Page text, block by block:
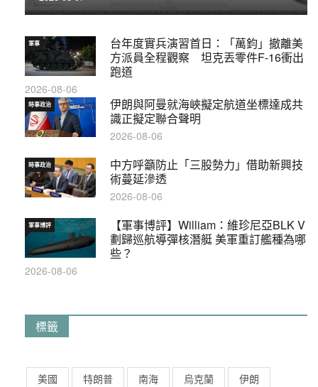
台年度實兵演習首日：「萬鈞」撤離美
方派員全程觀察 坦克丟零件F-16衝出
跑道
軍事
2026-08-06
伊朗與阿曼就海峽擬定航道坐標達成共
識正擬定聯合聲明
時事政治
2026-08-06
中方呼籲防止「三股勢力」借助新興技
術蔓延滲透
時事政治
2026-08-06
【軍事博評】William：維珍尼亞BLK V
劃歸巡航導彈核潛艇 美軍重訂艦種為哪
些？
軍事博評
2026-08-06
標籤
美國 特朗普 南海 烏克蘭
伊朗